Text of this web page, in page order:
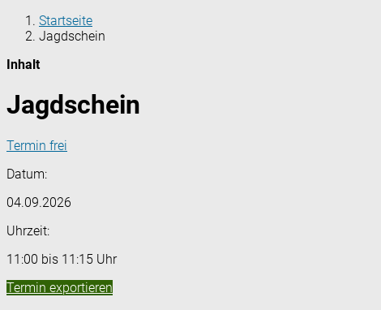
Startseite
Jagdschein
Inhalt
Jagdschein
Termin frei
Datum:
04.09.2026
Uhrzeit:
11:00 bis 11:15 Uhr
Termin exportieren